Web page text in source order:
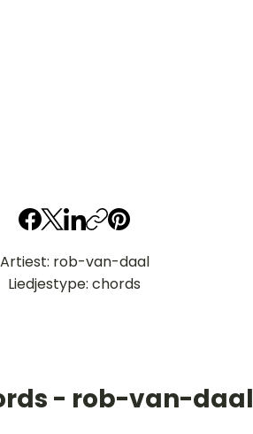
Artiest: rob-van-daal
Liedjestype: chords
- rob-van-daal